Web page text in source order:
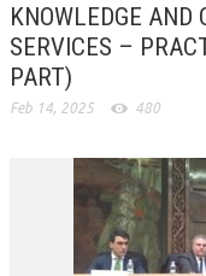
KNOWLEDGE AND
SERVICES –
PART)
Feb 14, 2025 480